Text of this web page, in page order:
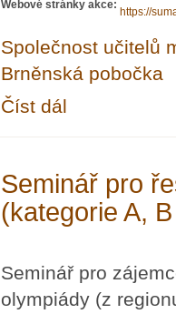
Webové stránky akce:
https://
Společnost učitelů
Brněnská pobočka
Číst dál
Seminář pro
(kategorie A,
Seminář pro
olympiády (z